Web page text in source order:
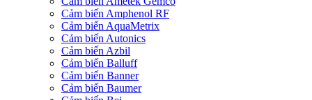
Cảm biến Amphenol RF
Cảm biến AquaMetrix
Cảm biến Autonics
Cảm biến Azbil
Cảm biến Balluff
Cảm biến Banner
Cảm biến Baumer